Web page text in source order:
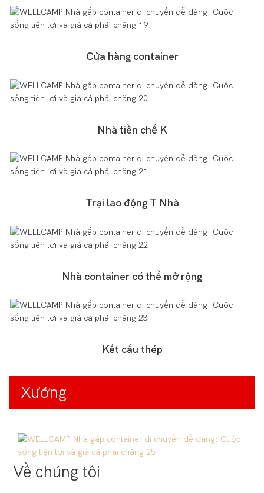
Cửa hàng container
Nhà tiền chế K
Trại lao động T Nhà
Nhà container có thể mở rộng
Kết cấu thép
Xưởng
Về chúng tôi